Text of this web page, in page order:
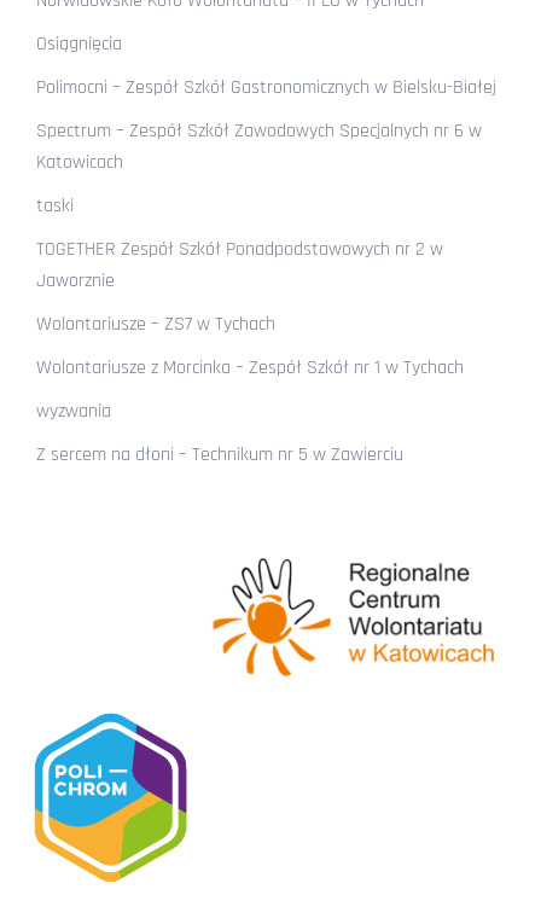
Osiągnięcia
Polimocni – Zespół Szkół Gastronomicznych w Bielsku-Białej
Spectrum – Zespół Szkół Zawodowych Specjalnych nr 6 w
Katowicach
taski
TOGETHER Zespół Szkół Ponadpodstawowych nr 2 w
Jaworznie
Wolontariusze – ZS7 w Tychach
Wolontariusze z Morcinka – Zespół Szkół nr 1 w Tychach
wyzwania
Z sercem na dłoni – Technikum nr 5 w Zawierciu